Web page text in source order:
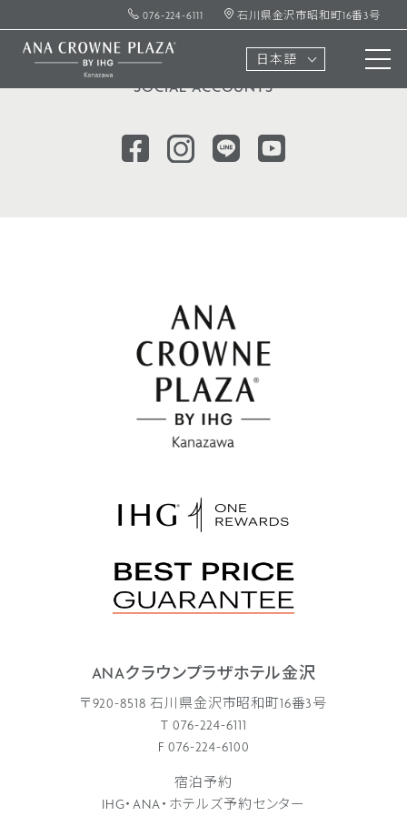
076-224-6111 石川県金沢市昭和町16番3号
日本語
ソーシャル アカウント
SOCIAL ACCOUNTS
ANAクラウンプラザホテル金沢
〒920-8518 石川県金沢市昭和町16番3号
T 076-224-6111
F 076-224-6100
宿泊予約
IHG・ANA・ホテルズ予約センター